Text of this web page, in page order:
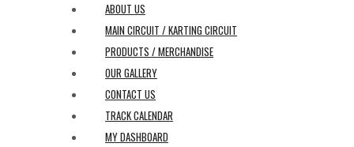
ABOUT US
MAIN CIRCUIT / KARTING CIRCUIT
PRODUCTS / MERCHANDISE
OUR GALLERY
CONTACT US
TRACK CALENDAR
MY DASHBOARD